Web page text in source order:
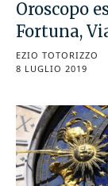
Oroscopo
Fortuna,
EZIO TOTORIZZO
8 LUGLIO 2019